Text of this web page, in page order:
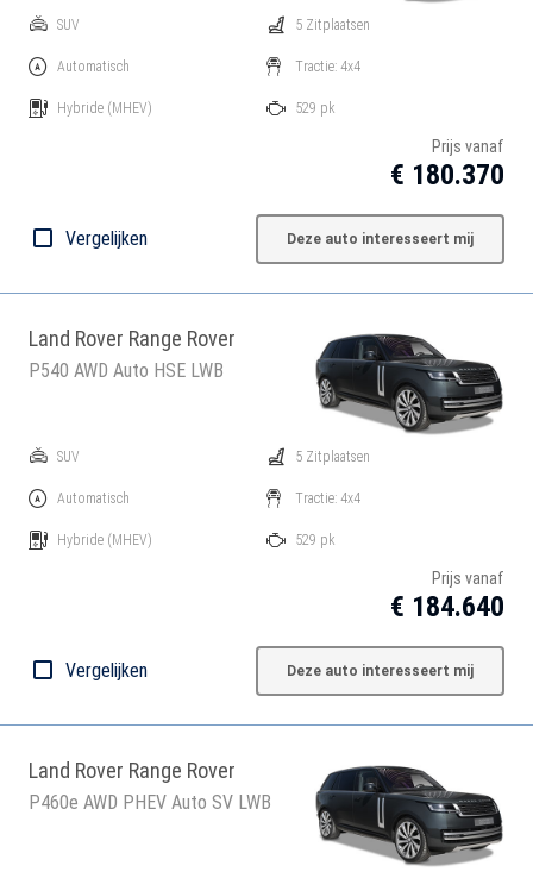
SUV
Automatisch
Hybride (MHEV)
5 Zitplaatsen
Tractie: 4x4
529 pk
Prijs vanaf
€ 180.370
Vergelijken Deze auto interesseert mij
Land Rover Range Rover
P540 AWD Auto HSE LWB
SUV
Automatisch
Hybride (MHEV)
5 Zitplaatsen
Tractie: 4x4
529 pk
Prijs vanaf
€ 184.640
Vergelijken Deze auto interesseert mij
Land Rover Range Rover
P460e AWD PHEV Auto SV LWB